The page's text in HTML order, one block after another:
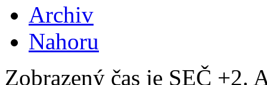
Archiv
Nahoru
Zobrazený čas je SEČ +2.